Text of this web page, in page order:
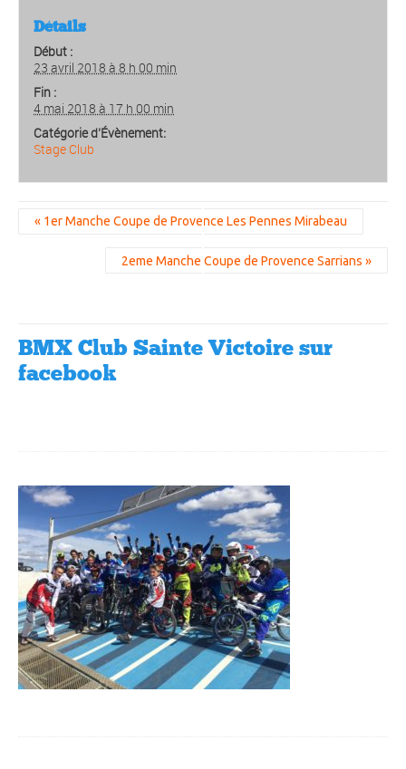
Détails
Début :
23 avril 2018 à 8 h 00 min
Fin :
4 mai 2018 à 17 h 00 min
Catégorie d’Évènement:
Stage Club
«1er Manche Coupe de Provence Les Pennes Mirabeau
2eme Manche Coupe de Provence Sarrians»
BMX Club Sainte Victoire sur
facebook